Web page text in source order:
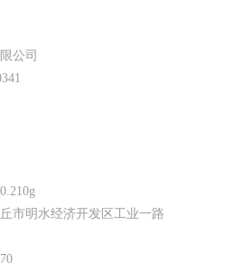
公司
市明水经济开发区工业一路